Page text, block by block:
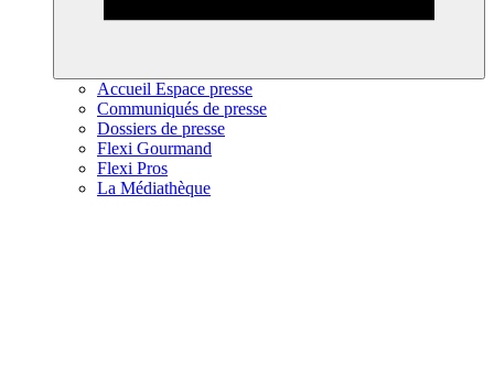
Accueil Espace presse
Communiqués de presse
Dossiers de presse
Flexi Gourmand
Flexi Pros
La Médiathèque